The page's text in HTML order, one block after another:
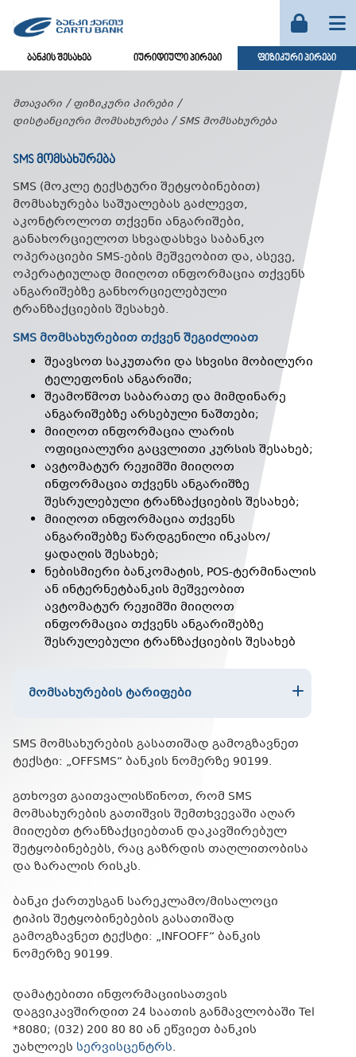
ბანკის შესახებ იურიდიული პირები ფიზიკური პირები
მთავარი
ფიზიკური პირები
დისტანციური მომსახურება
SMS მომსახურება
SMS ᲛᲝᲛᲡᲐᲮᲣᲠᲔᲑᲐ
SMS (მოკლე ტექსტური შეტყობინებით)
მომსახურება საშუალებას გაძლევთ,
აკონტროლოთ თქვენი ანგარიშები,
განახორციელოთ სხვადასხვა საბანკო
ოპერაციები SMS-ების მეშვეობით და, ასევე,
ოპერატიულად მიიღოთ ინფორმაცია თქვენს
ანგარიშებზე განხორციელებული
ტრანზაქციების შესახებ.
SMS მომსახურებით თქვენ შეგიძლიათ
შეავსოთ საკუთარი და სხვისი მობილური
ტელეფონის ანგარიში;
შეამოწმოთ საბარათე და მიმდინარე
ანგარიშებზე არსებული ნაშთები;
მიიღოთ ინფორმაცია ლარის
ოფიციალური გაცვლითი კურსის შესახებ;
ავტომატურ რეჟიმში მიიღოთ
ინფორმაცია თქვენს ანგარიშზე
შესრულებული ტრანზაქციების შესახებ;
მიიღოთ ინფორმაცია თქვენს
ანგარიშებზე წარდგენილი ინკასო/
ყადაღის შესახებ;
ნებისმიერი ბანკომატის, POS-ტერმინალის
ან ინტერნეტბანკის მეშვეობით
ავტომატურ რეჟიმში მიიღოთ
ინფორმაცია თქვენს ანგარიშებზე
შესრულებული ტრანზაქციების შესახებ
ᲛᲝᲛᲡᲐᲮᲣᲠᲔᲑᲘᲡ ᲢᲐᲠᲘᲤᲔᲑᲘ
SMS მომსახურების გასათიშად გამოგზავნეთ
ტექსტი: „OFFSMS“ ბანკის ნომერზე 90199.
გთხოვთ გაითვალისწინოთ, რომ SMS
მომსახურების გათიშვის შემთხვევაში აღარ
მიიღებთ ტრანზაქციებთან დაკავშირებულ
შეტყობინებებს, რაც გაზრდის თაღლითობისა
და ზარალის რისკს.
ბანკი ქართუსგან სარეკლამო/მისალოცი
ტიპის შეტყობინებების გასათიშად
გამოგზავნეთ ტექსტი: „INFOOFF“ ბანკის
ნომერზე 90199.
დამატებითი ინფორმაციისათვის
დაგვიკავშირდით 24 საათის განმავლობაში Tel
*8080; (032) 200 80 80 ან ეწვიეთ ბანკის
უახლოეს სერვისცენტრს.